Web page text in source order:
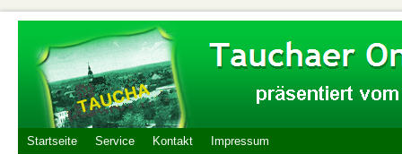
Startseite Service Kontakt Impressum